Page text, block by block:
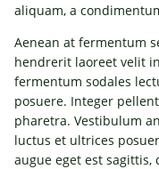
aliquam, a
Aenean at fermentum
hendrerit laoreet velit
fermentum sodales
posuere. Integer
pharetra. Vestibulum
luctus et ultrices
augue eget est